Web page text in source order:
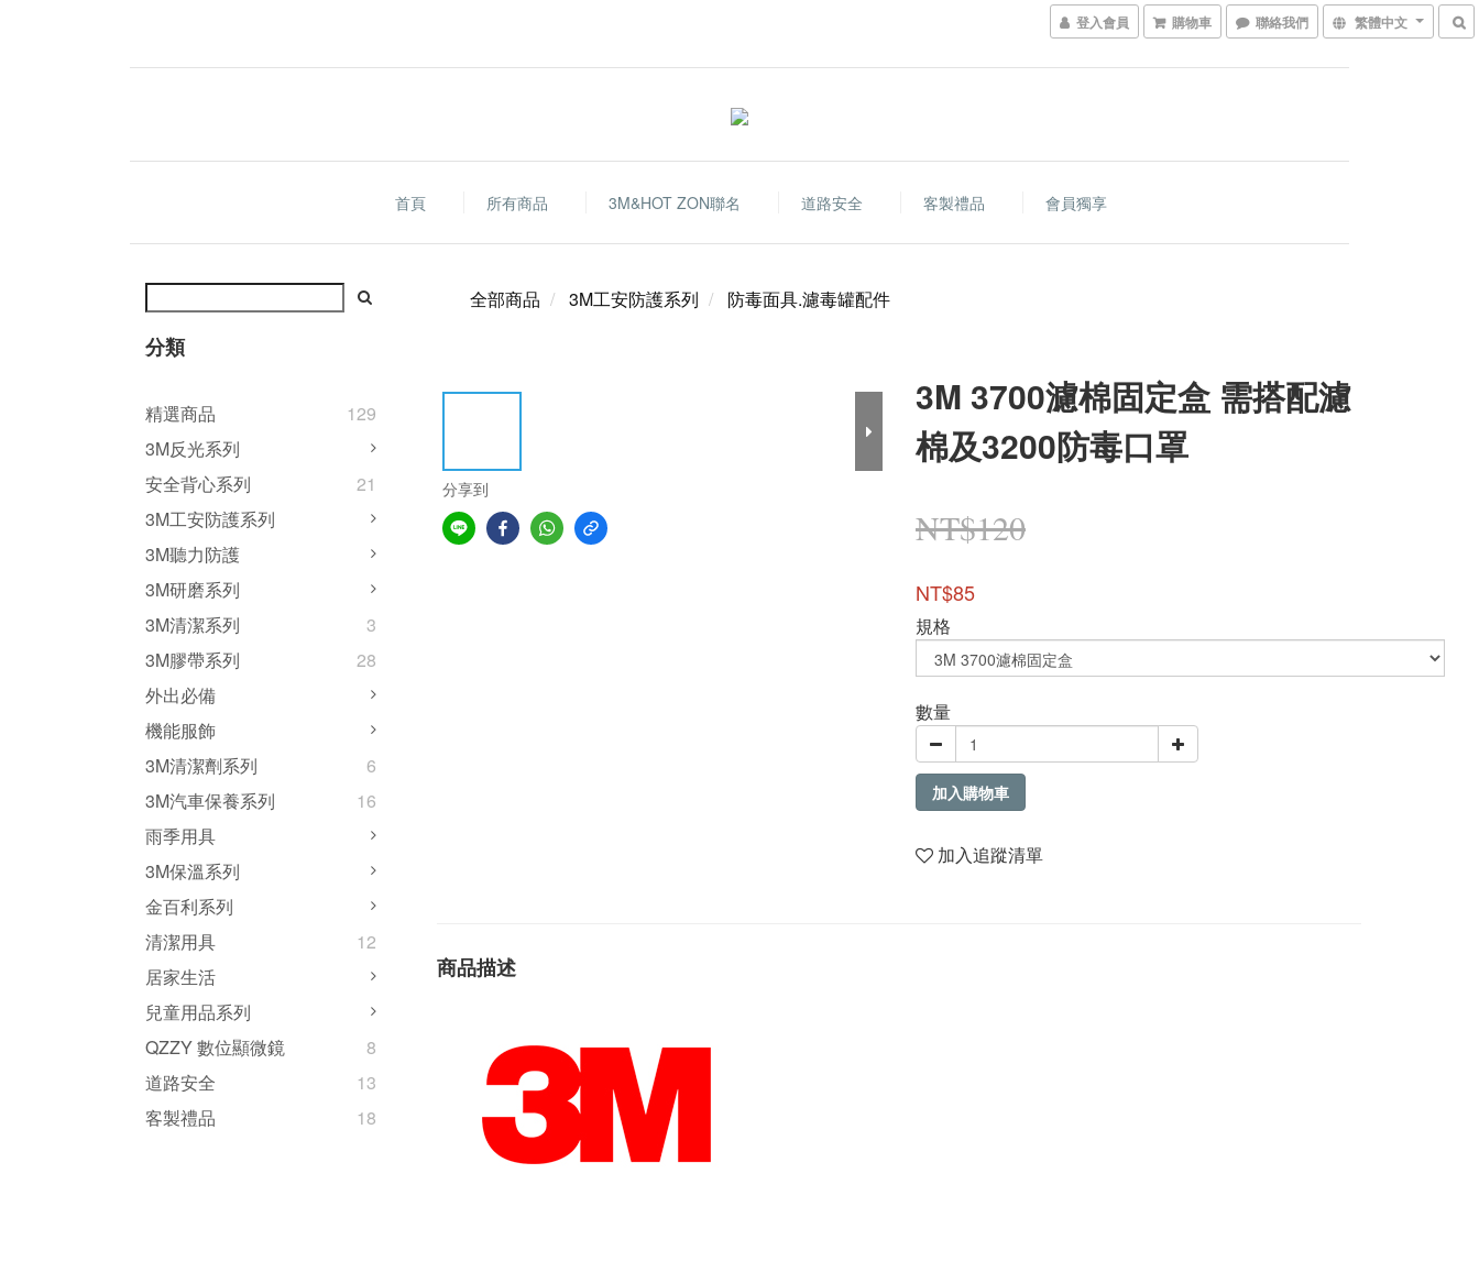
登入會員 購物車 聯絡我們 繁體中文
首頁 所有商品 3M&HOT ZON聯名 道路安全 客製禮品 會員獨享
分類
精選商品
129
3M反光系列
安全背心系列
21
3M工安防護系列
3M聽力防護
3M研磨系列
3M清潔系列
3
3M膠帶系列
28
外出必備
機能服飾
3M清潔劑系列
6
3M汽車保養系列
16
雨季用具
3M保溫系列
金百利系列
清潔用具
12
居家生活
兒童用品系列
QZZY 數位顯微鏡
8
道路安全
13
客製禮品
18
全部商品 3M工安防護系列 防毒面具.濾毒罐配件
分享到
3M 3700濾棉固定盒 需搭配濾
棉及3200防毒口罩
NT$120
NT$85
規格
數量
加入購物車
加入追蹤清單
商品描述